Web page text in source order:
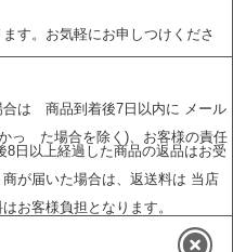
す。お気軽にお申しつけくださ
は 商品到着後7日以内に メール
っ た場合を除く)、お客様の責任
日以上経過した商品の返品はお受
が届いた場合は、返送料は 当店
お客様負担となります。